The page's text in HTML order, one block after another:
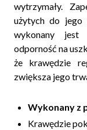
wytrzymały.
użytych do jego
wykonany jest
odporność na
że krawędzie
zwiększa jego
Wykonany z
Krawędzie